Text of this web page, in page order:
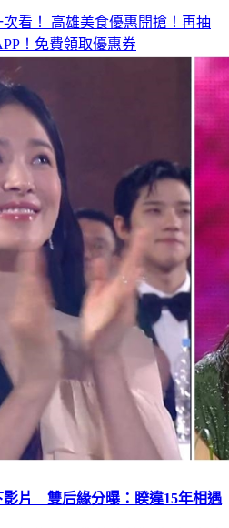
次看！高雄美食優惠開搶！再抽
！免費領取優惠券